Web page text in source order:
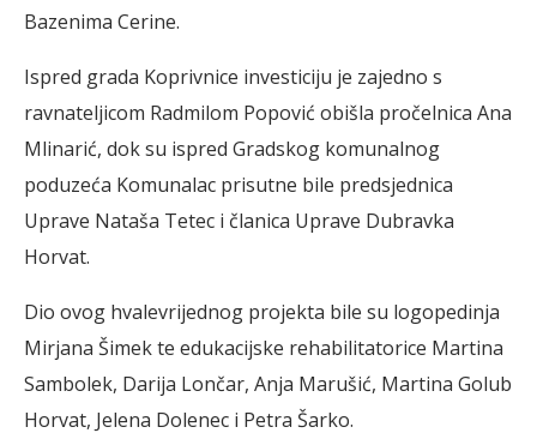
Bazenima Cerine.
Ispred grada Koprivnice investiciju je zajedno s
ravnateljicom Radmilom Popović obišla pročelnica Ana
Mlinarić, dok su ispred Gradskog komunalnog
poduzeća Komunalac prisutne bile predsjednica
Uprave Nataša Tetec i članica Uprave Dubravka
Horvat.
Dio ovog hvalevrijednog projekta bile su logopedinja
Mirjana Šimek te edukacijske rehabilitatorice Martina
Sambolek, Darija Lončar, Anja Marušić, Martina Golub
Horvat, Jelena Dolenec i Petra Šarko.